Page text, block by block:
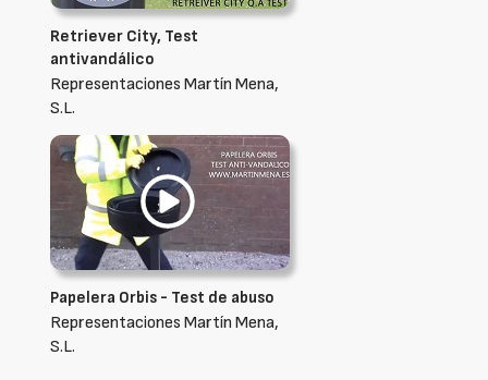
Retriever City, Test
antivandálico
Representaciones Martín Mena,
S.L.
Papelera Orbis - Test de abuso
Representaciones Martín Mena,
S.L.